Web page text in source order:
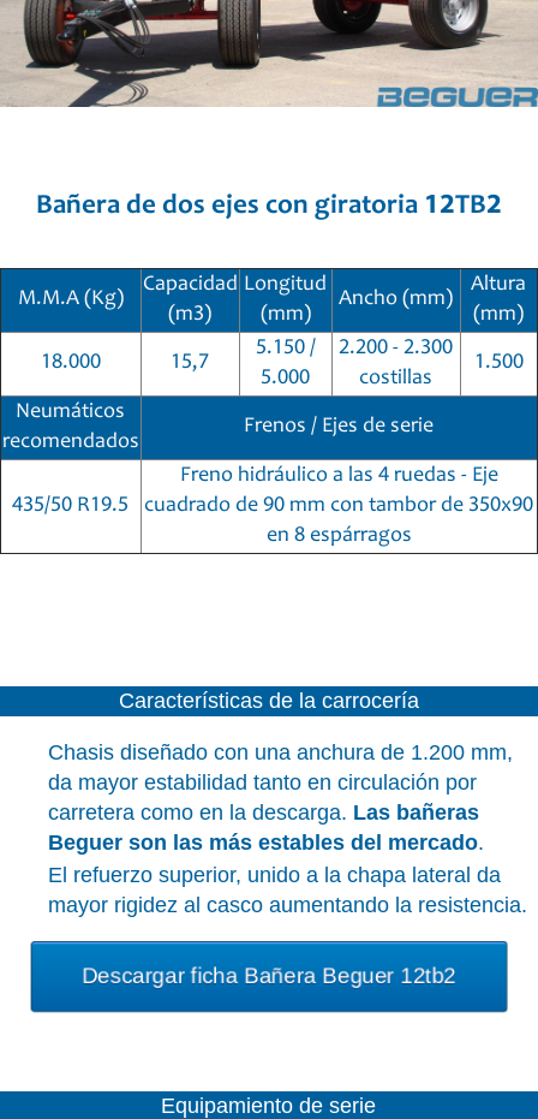
Bañera de dos ejes con giratoria 12TB2
M.M.A (Kg)
Capacidad
(m3)
Longitud
(mm)
Ancho (mm)
Altura
(mm)
18.000 15,7
5.150 /
5.000
2.200 - 2.300
costillas
1.500
Neumáticos
recomendados
Frenos / Ejes de serie
435/50 R19.5
Freno hidráulico a las 4 ruedas - Eje
cuadrado de 90 mm con tambor de 350x90
en 8 espárragos
Características de la carrocería
Chasis diseñado con una anchura de 1.200 mm,
da mayor estabilidad tanto en circulación por
carretera como en la descarga. Las bañeras
Beguer son las más estables del mercado.
El refuerzo superior, unido a la chapa lateral da
mayor rigidez al casco aumentando la resistencia.
Descargar ficha Bañera Beguer 12tb2
Equipamiento de serie